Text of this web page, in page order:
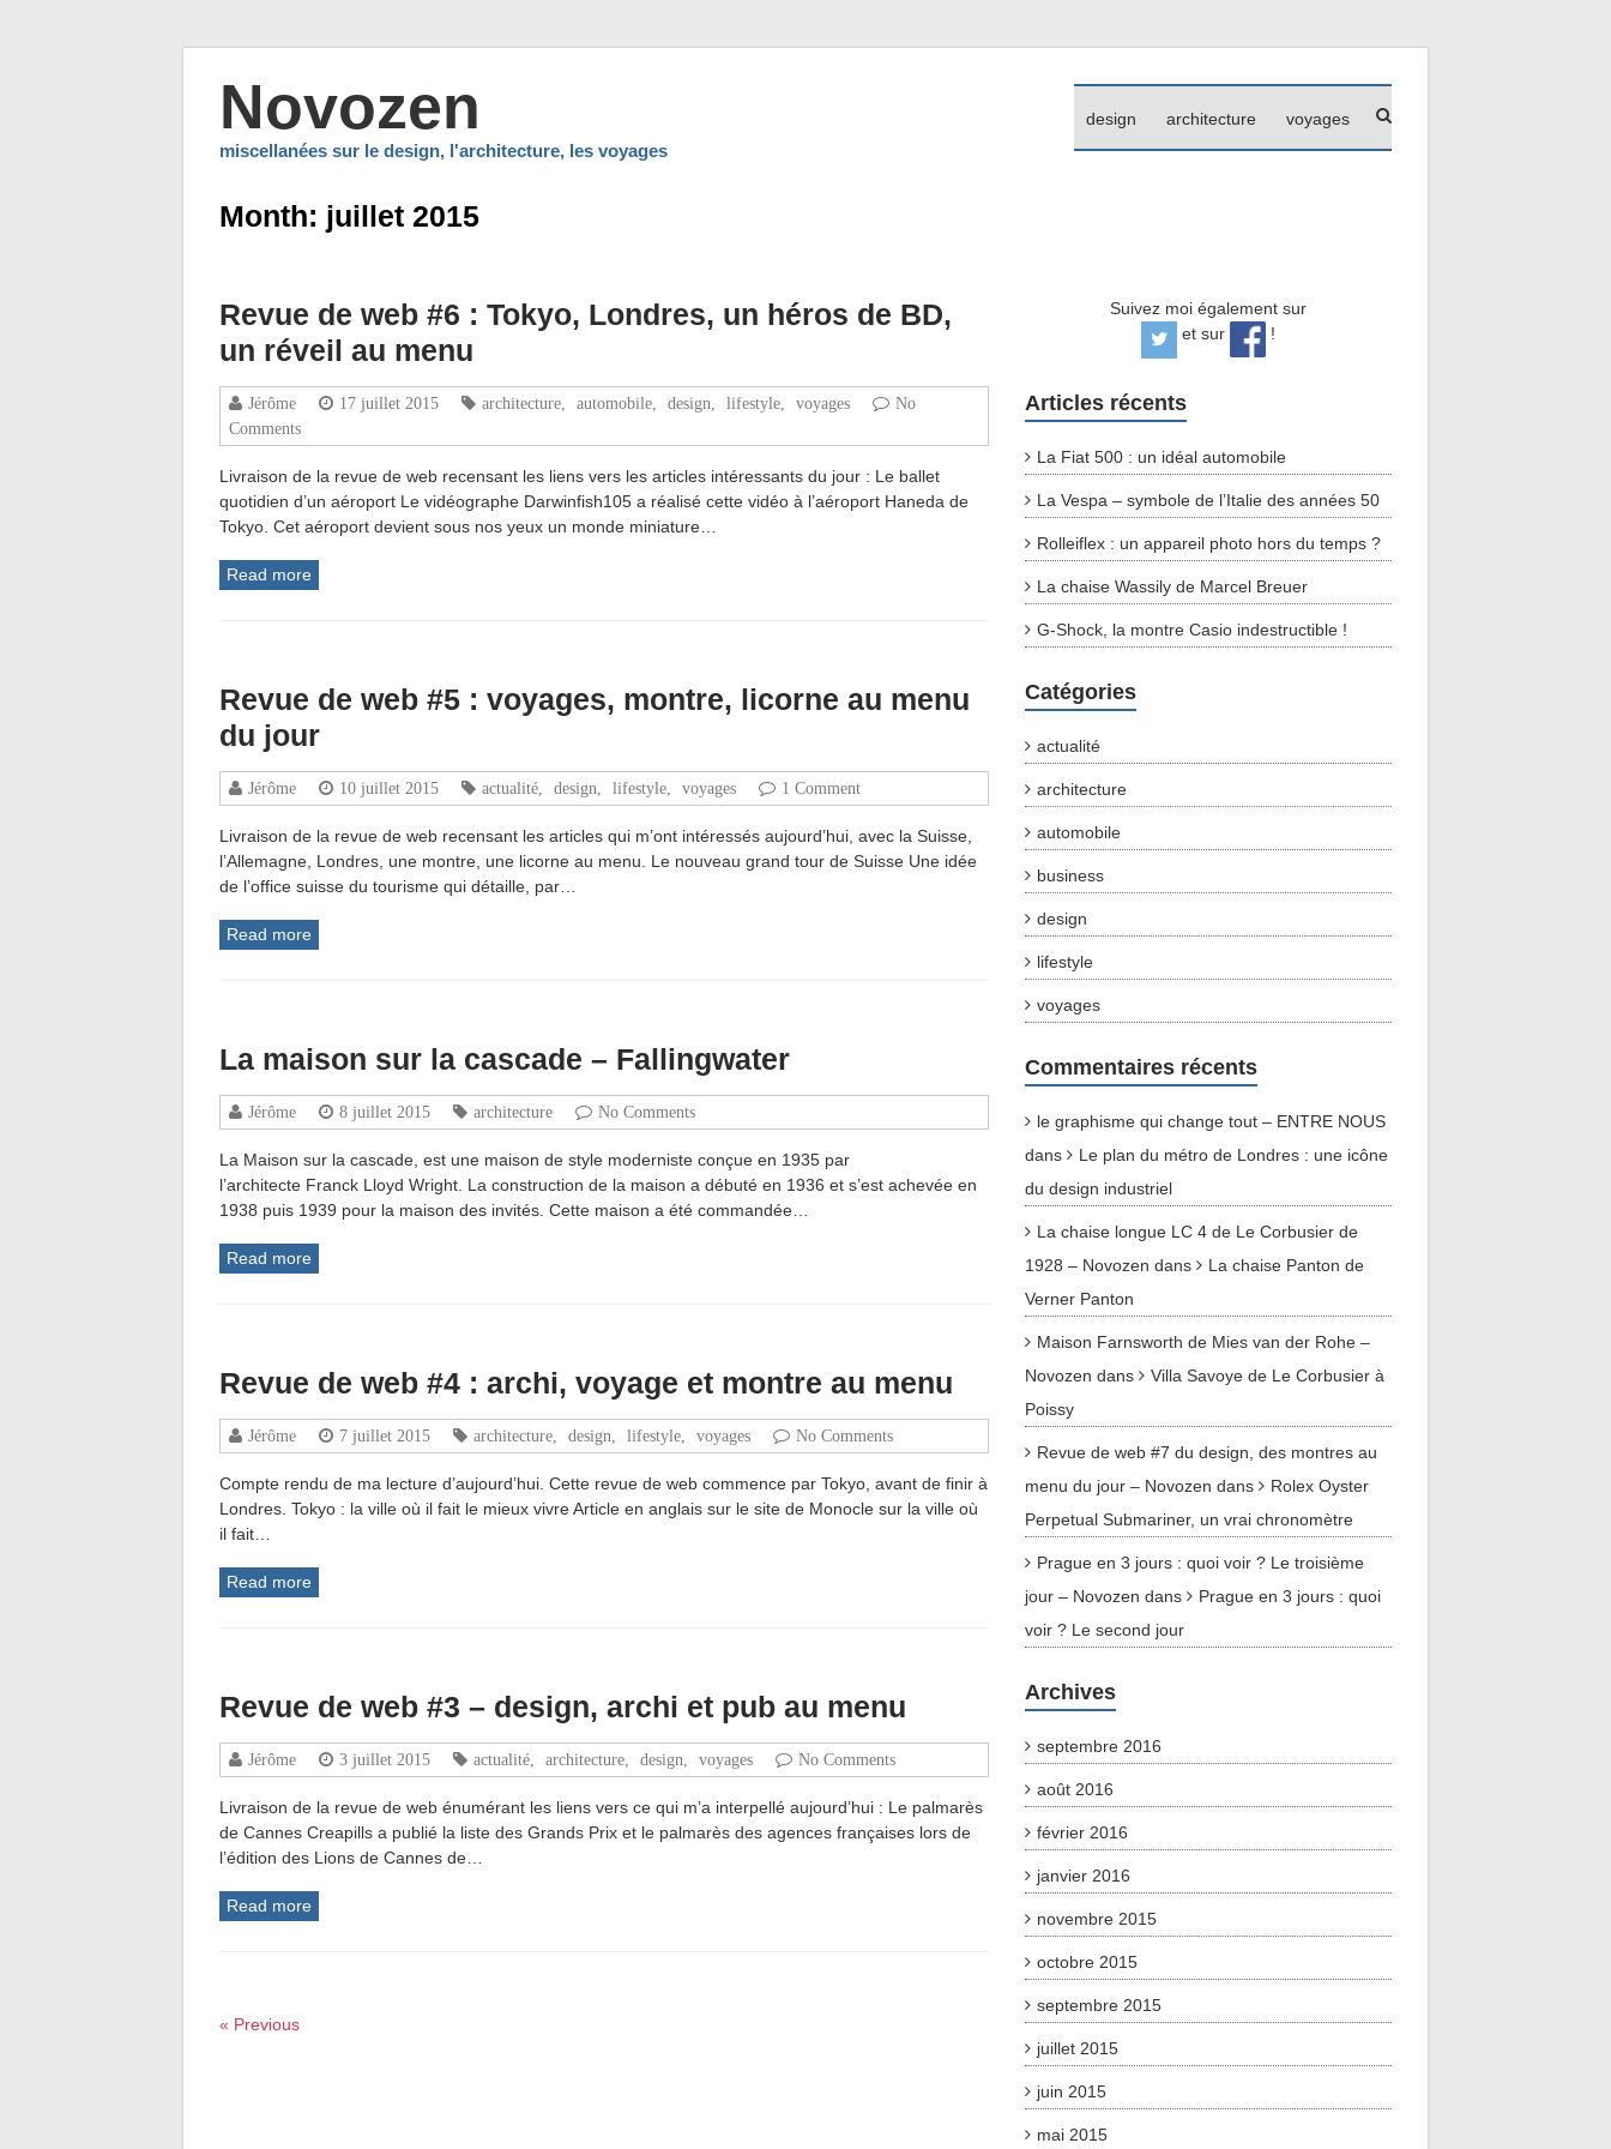
Novozen
miscellanées sur le design, l'architecture, les voyages
design architecture voyages
Month: juillet 2015
Revue de web #6 : Tokyo, Londres, un héros de BD,
un réveil au menu
Jérôme 17 juillet 2015 architecture automobile design lifestyle voyages
No
Comments
Livraison de la revue de web recensant les liens vers les articles intéressants du jour : Le ballet
quotidien d’un aéroport Le vidéographe Darwinfish105 a réalisé cette vidéo à l’aéroport Haneda de
Tokyo. Cet aéroport devient sous nos yeux un monde miniature…
Read more
Revue de web #5 : voyages, montre, licorne au menu
du jour
Jérôme 10 juillet 2015 actualité design lifestyle voyages 1 Comment
Livraison de la revue de web recensant les articles qui m’ont intéressés aujourd’hui, avec la Suisse,
l’Allemagne, Londres, une montre, une licorne au menu. Le nouveau grand tour de Suisse Une idée
de l’office suisse du tourisme qui détaille, par…
Read more
La maison sur la cascade – Fallingwater
Jérôme 8 juillet 2015 architecture No Comments
La Maison sur la cascade, est une maison de style moderniste conçue en 1935 par
l’architecte Franck Lloyd Wright. La construction de la maison a débuté en 1936 et s’est achevée en
1938 puis 1939 pour la maison des invités. Cette maison a été commandée…
Read more
Revue de web #4 : archi, voyage et montre au menu
Jérôme 7 juillet 2015 architecture design lifestyle voyages No Comments
Compte rendu de ma lecture d’aujourd’hui. Cette revue de web commence par Tokyo, avant de finir à
Londres. Tokyo : la ville où il fait le mieux vivre Article en anglais sur le site de Monocle sur la ville où
il fait…
Read more
Revue de web #3 – design, archi et pub au menu
Jérôme 3 juillet 2015 actualité architecture design voyages No Comments
Livraison de la revue de web énumérant les liens vers ce qui m’a interpellé aujourd’hui : Le palmarès
de Cannes Creapills a publié la liste des Grands Prix et le palmarès des agences françaises lors de
l’édition des Lions de Cannes de…
Read more
« Previous
Suivez moi également sur
et sur
!
Articles récents
La Fiat 500 : un idéal automobile
La Vespa – symbole de l’Italie des années 50
Rolleiflex : un appareil photo hors du temps ?
La chaise Wassily de Marcel Breuer
G-Shock, la montre Casio indestructible !
Catégories
actualité
architecture
automobile
business
design
lifestyle
voyages
Commentaires récents
le graphisme qui change tout – ENTRE NOUS
dans
Le plan du métro de Londres : une icône
du design industriel
La chaise longue LC 4 de Le Corbusier de
1928 – Novozen dans
La chaise Panton de
Verner Panton
Maison Farnsworth de Mies van der Rohe –
Novozen dans
Villa Savoye de Le Corbusier à
Poissy
Revue de web #7 du design, des montres au
menu du jour – Novozen dans
Rolex Oyster
Perpetual Submariner, un vrai chronomètre
Prague en 3 jours : quoi voir ? Le troisième
jour – Novozen dans
Prague en 3 jours : quoi
voir ? Le second jour
Archives
septembre 2016
août 2016
février 2016
janvier 2016
novembre 2015
octobre 2015
septembre 2015
juillet 2015
juin 2015
mai 2015